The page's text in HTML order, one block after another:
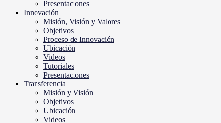
Presentaciones
Innovación
Misión, Visión y Valores
Objetivos
Proceso de Innovación
Ubicación
Videos
Tutoriales
Presentaciones
Transferencia
Misión y Visión
Objetivos
Ubicación
Videos